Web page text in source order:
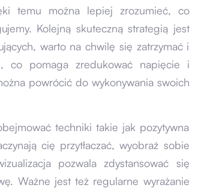
temu można lepiej zrozumieć, co
Kolejną skuteczną strategią jest
warto na chwilę się zatrzymać i
co pomaga zredukować napięcie i
powrócić do wykonywania swoich
techniki takie jak pozytywna
cię przytłaczać, wyobraź sobie
pozwala zdystansować się
Ważne jest też regularne wyrażanie